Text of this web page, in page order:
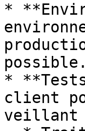
*
possible.
*
client
veillant